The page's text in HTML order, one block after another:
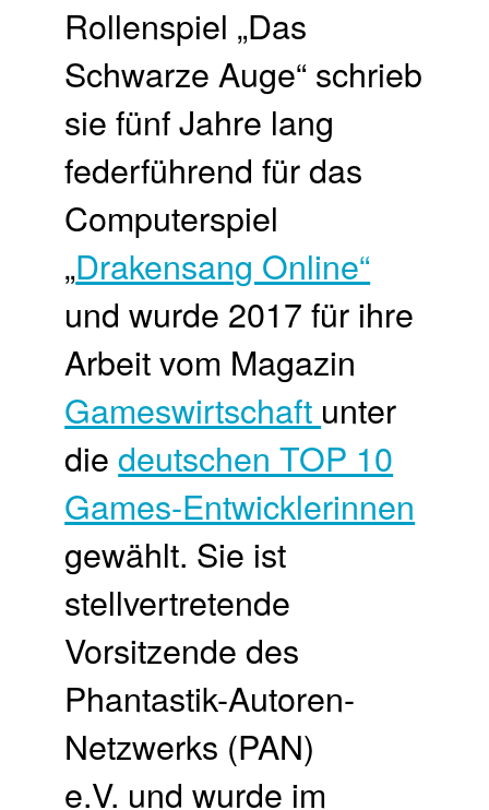
Rollenspiel „Das
Schwarze Auge“ schrieb
sie fünf Jahre lang
federführend für das
Computerspiel
„Drakensang Online“
und wurde 2017 für ihre
Arbeit vom Magazin
Gameswirtschaft unter
diedeutschen TOP 10
Games-Entwicklerinnen
gewählt. Sie ist
stellvertretende
Vorsitzende des
Phantastik-Autoren-
Netzwerks (PAN)
e.V. und wurde im